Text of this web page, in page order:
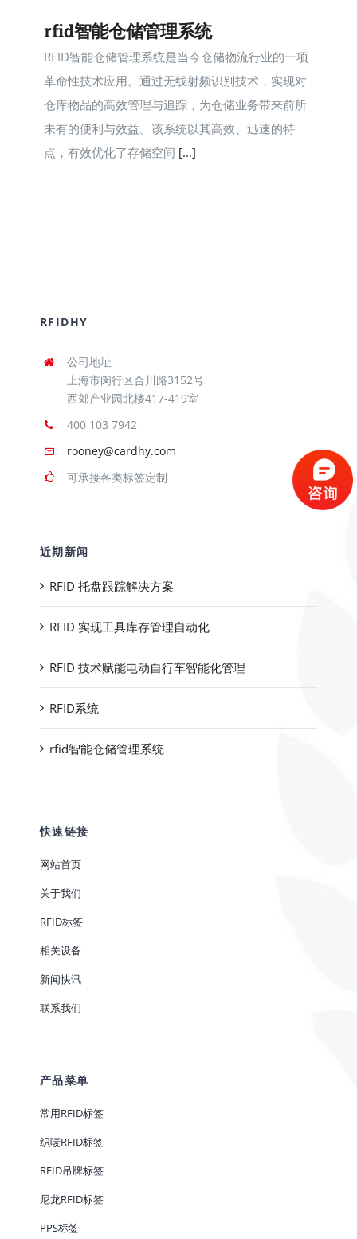
rfid智能仓储管理系统
RFID智能仓储管理系统是当今仓储物流行业的一项
革命性技术应用。通过无线射频识别技术，实现对
仓库物品的高效管理与追踪，为仓储业务带来前所
未有的便利与效益。该系统以其高效、迅速的特
点，有效优化了存储空间 [...]
RFIDHY
公司地址
上海市闵行区合川路3152号
西郊产业园北楼417-419室
400 103 7942
rooney@cardhy.com
可承接各类标签定制
近期新闻
RFID 托盘跟踪解决方案
RFID 实现工具库存管理自动化
RFID 技术赋能电动自行车智能化管理
RFID系统
rfid智能仓储管理系统
快速链接
网站首页
关于我们
RFID标签
相关设备
新闻快讯
联系我们
产品菜单
常用RFID标签
织唛RFID标签
RFID吊牌标签
尼龙RFID标签
PPS标签